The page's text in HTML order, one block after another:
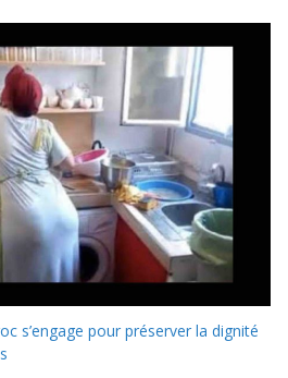
s’engage pour préserver la dignité